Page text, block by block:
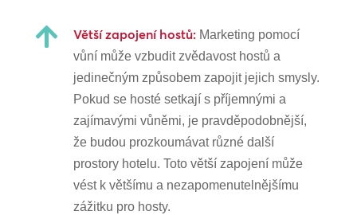
 Větší zapojení hostů:Marketing pomocí
vůní může vzbudit zvědavost hostů a
jedinečným způsobem zapojit jejich smysly.
Pokud se hosté setkají s příjemnými a
zajímavými vůněmi, je pravděpodobnější,
že budou prozkoumávat různé další
prostory hotelu. Toto větší zapojení může
vést k většímu a nezapomenutelnějšímu
zážitku pro hosty.